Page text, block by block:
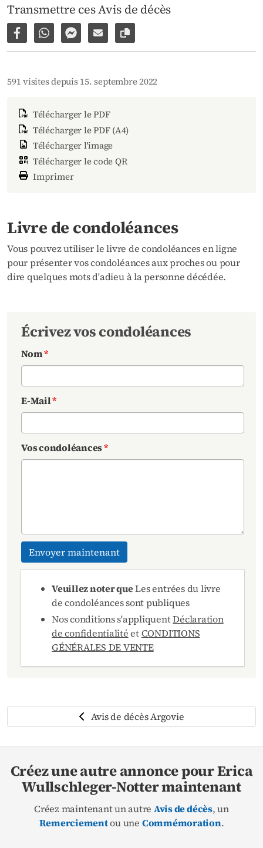
Transmettre ces Avis de décès
Partager sur Facebook
Partager par WhatsApp
Partager par Facebook Messenger
Partager par e-mail
Copier le lien vers la page
591 visites depuis 15. septembre 2022
Télécharger le PDF
Télécharger le PDF (A4)
Télécharger l'image
Télécharger le code QR
Imprimer
Livre de condoléances
Vous pouvez utiliser le livre de condoléances en ligne
pour présenter vos condoléances aux proches ou pour
dire quelques mots d'adieu à la personne décédée.
Écrivez vos condoléances
Nom*
E-Mail*
Vos condoléances*
Envoyer maintenant
Veuillez noter queLes entrées du livre
de condoléances sont publiques
Nos conditions s'appliquentDéclaration
de confidentialitéetCONDITIONS
GÉNÉRALES DE VENTE
Avis de décès Argovie
Créez une autre annonce pour Erica
Wullschleger-Notter maintenant
Créez maintenant un autre Avis de décès, un
Remerciementou une Commémoration.